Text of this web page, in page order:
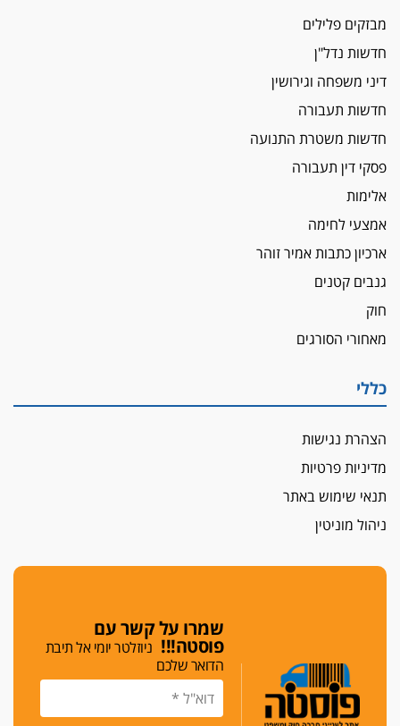
מבזקים פלילים
חדשות נדל"ן
דיני משפחה וגירושין
חדשות תעבורה
חדשות משטרת התנועה
פסקי דין תעבורה
אלימות
אמצעי לחימה
ארכיון כתבות אמיר זוהר
גנבים קטנים
חוק
מאחורי הסורגים
כללי
הצהרת נגישות
מדיניות פרטיות
תנאי שימוש באתר
ניהול מוניטין
שמרו על קשר עם
פוסטה!!! ניוזלטר יומי אל תיבת
הדואר שלכם